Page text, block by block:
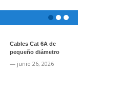
Cables Cat 6A de
pequeño diámetro
— junio 26, 2026